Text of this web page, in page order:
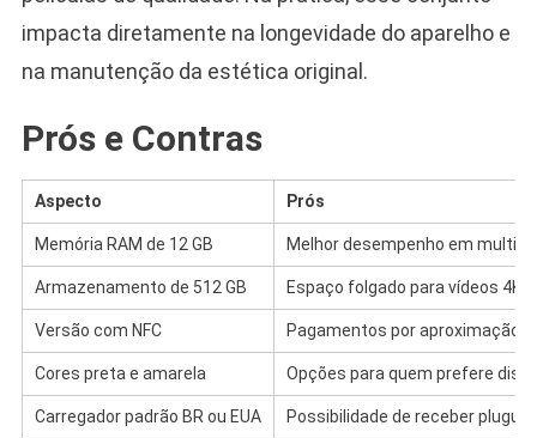
impacta diretamente na longevidade do aparelho e
na manutenção da estética original.
Prós e Contras
Aspecto Prós
Memória RAM de 12 GB Melhor desempenho em
Armazenamento de 512 GB Espaço folgado para vídeos 4K,
Versão com NFC Pagamentos por aproximação
Cores preta e amarela Opções para quem prefere
Carregador padrão BR ou EUA Possibilidade de receber